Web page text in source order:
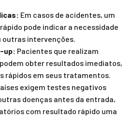
Em casos de acidentes, um
pode indicar a necessidade
outras intervenções.
up: Pacientes que realizam
obter resultados imediatos,
rápidos em seus tratamentos.
exigem testes negativos
doenças antes da entrada,
com resultado rápido uma